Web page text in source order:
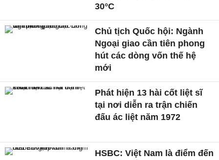
30°C
Chủ tịch Quốc hội: Ngành
Ngoại giao cần tiên phong
hút các dòng vốn thế hệ
mới
Phát hiện 13 hài cốt liệt sĩ
tại nơi diễn ra trận chiến
đấu ác liệt năm 1972
HSBC: Việt Nam là điểm đến